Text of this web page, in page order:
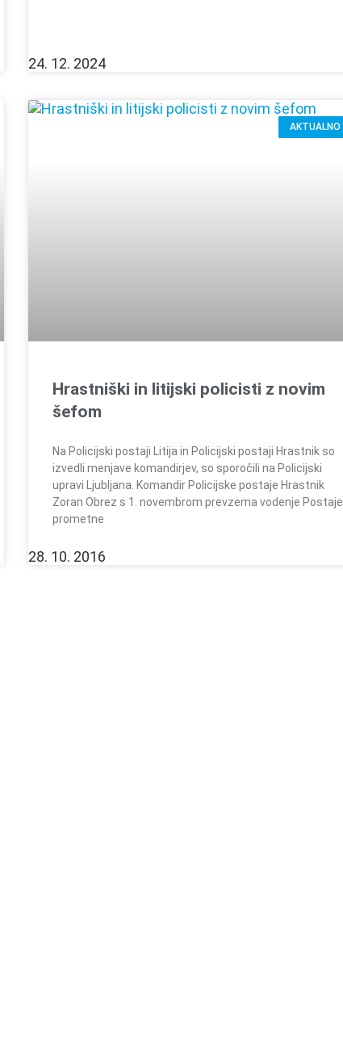
24. 12. 2024
AKTUALNO
Hrastniški in litijski policisti z novim
šefom
Na Policijski postaji Litija in Policijski postaji Hrastnik so
izvedli menjave komandirjev, so sporočili na Policijski
upravi Ljubljana. Komandir Policijske postaje Hrastnik
Zoran Obrez s 1. novembrom prevzema vodenje Postaje
prometne
28. 10. 2016